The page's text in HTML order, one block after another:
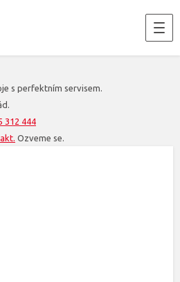
s perfektním servisem.
312 444
Ozveme se.